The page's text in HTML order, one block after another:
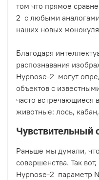
том что прямое
2 с любыми аналогами
наших новых
Благодаря
распознавания
Hypnose-2 могут
объектов с
часто встречающиеся
животные: лось,
Чувствительный
Раньше мы думали,
совершенства. Так
Hypnose-2 параметр